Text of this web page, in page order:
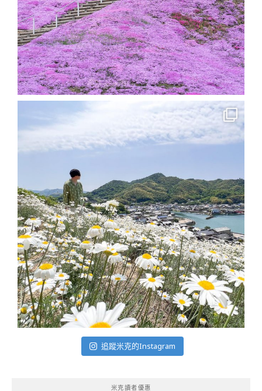
追蹤米克的Instagram
米克讀者優惠